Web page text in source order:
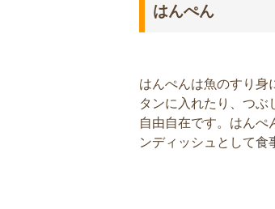
はんぺん
はんぺんは魚のすり身
タンに入れたり、つ
自由自在です。はん
ンディッシュとして食